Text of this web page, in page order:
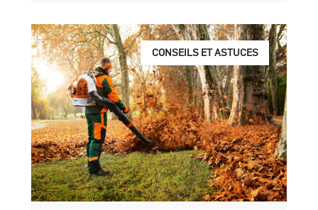
CONSEILS ET ASTUCES